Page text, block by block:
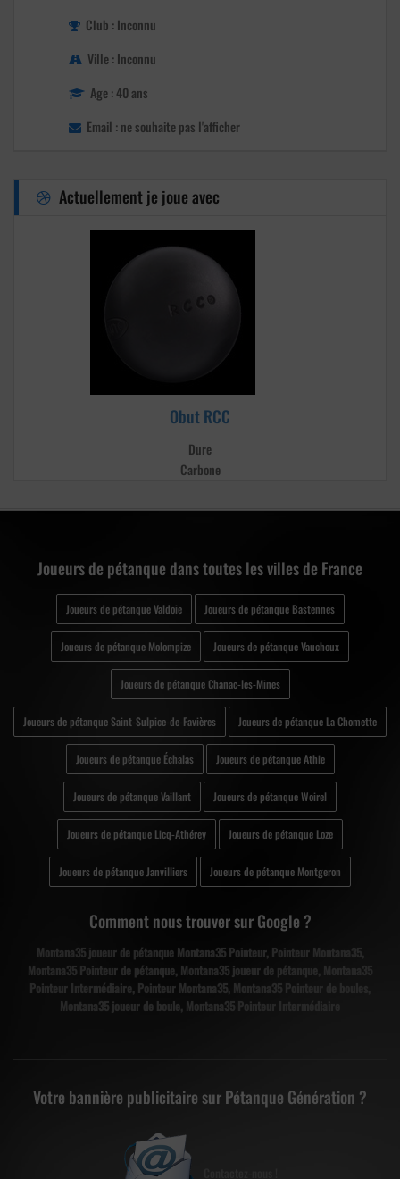
Club : Inconnu
Ville : Inconnu
Age : 40 ans
Email : ne souhaite pas l'afficher
Actuellement je joue avec
Obut RCC
Dure
Carbone
Joueurs de pétanque dans toutes les villes de France
Joueurs de pétanque Valdoie Joueurs de pétanque Bastennes
Joueurs de pétanque Molompize Joueurs de pétanque Vauchoux
Joueurs de pétanque Chanac-les-Mines
Joueurs de pétanque Saint-Sulpice-de-Favières Joueurs de pétanque La Chomette
Joueurs de pétanque Échalas Joueurs de pétanque Athie
Joueurs de pétanque Vaillant Joueurs de pétanque Woirel
Joueurs de pétanque Licq-Athérey Joueurs de pétanque Loze
Joueurs de pétanque Janvilliers Joueurs de pétanque Montgeron
Comment nous trouver sur Google ?
Montana35 joueur de pétanque Montana35 Pointeur, Pointeur Montana35,
Montana35 Pointeur de pétanque, Montana35 joueur de pétanque, Montana35
Pointeur Intermédiaire, Pointeur Montana35, Montana35 Pointeur de boules,
Montana35 joueur de boule, Montana35 Pointeur Intermédiaire
Votre bannière publicitaire sur Pétanque Génération ?